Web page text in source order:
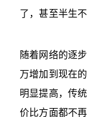
了，甚至半生
随着网络的逐
万增加到现在
明显提高，传
价比方面都不